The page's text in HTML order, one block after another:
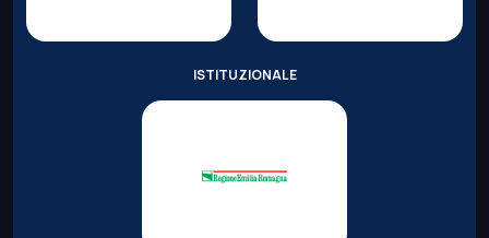
ISTITUZIONALE